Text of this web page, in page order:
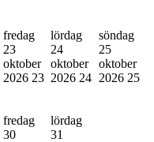
fredag
23
oktober
2026 23
lördag
24
oktober
2026 24
söndag
25
oktober
2026 25
fredag
30
lördag
31